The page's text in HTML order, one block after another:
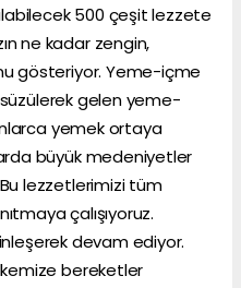
500 çeşit lezzete
ne kadar zengin,
gösteriyor. Yeme-içme
süzülerek gelen yeme-
yemek ortaya
büyük medeniyetler
lezzetlerimizi tüm
çalışıyoruz.
devam ediyor.
bereketler